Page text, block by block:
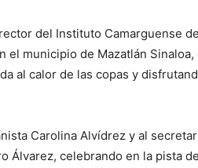
del Instituto Camarguense
el municipio de Mazatlán
al calor de las copas y
Carolina Alvídrez y al
Álvarez, celebrando en la pista